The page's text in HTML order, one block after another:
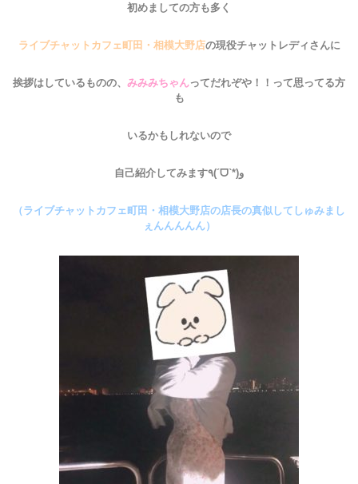
初めましての方も多く
ライブチャットカフェ町田・相模大野店の現役チャットレディさんに
挨拶はしているものの、 みみみちゃんってだれぞや！！って思ってる方
も
いるかもしれないので
自己紹介してみます٩(ˊᗜˋ*)و
（ライブチャットカフェ町田・相模大野店の店長の真似してしゅみまし
ぇんんんんん）